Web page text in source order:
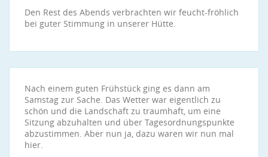
Den Rest des Abends verbrachten wir feucht-fröhlich
bei guter Stimmung in unserer Hütte.
Nach einem guten Frühstück ging es dann am
Samstag zur Sache. Das Wetter war eigentlich zu
schön und die Landschaft zu traumhaft, um eine
Sitzung abzuhalten und über Tagesordnungspunkte
abzustimmen. Aber nun ja, dazu waren wir nun mal
hier.